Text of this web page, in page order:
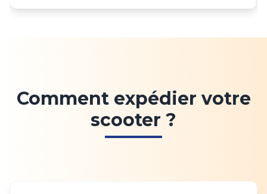
Comment expédier votre
scooter ?